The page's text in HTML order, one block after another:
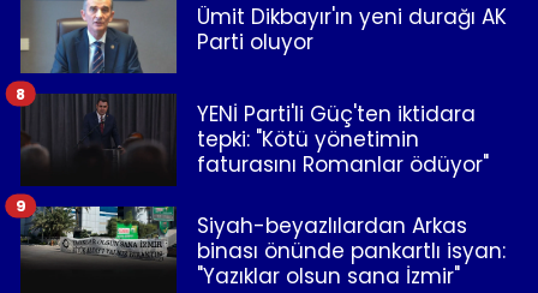
Ümit Dikbayır'ın yeni durağı AK
Parti oluyor
YENİ Parti'li Güç'ten iktidara
tepki: "Kötü yönetimin
faturasını Romanlar ödüyor"
8
Siyah-beyazlılardan Arkas
binası önünde pankartlı isyan:
"Yazıklar olsun sana İzmir"
9